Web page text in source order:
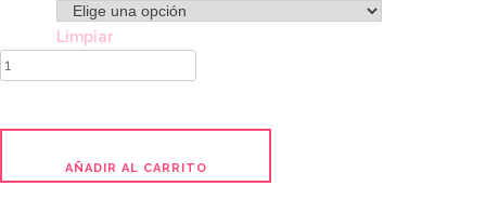
de
precios:
Limpiar
Ama
AÑADIR AL CARRITO